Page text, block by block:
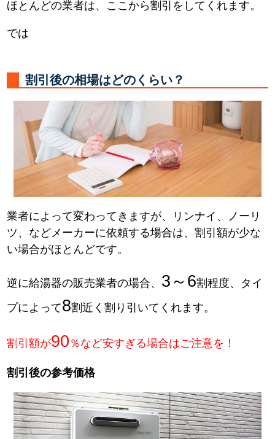
ほとんどの業者は、ここから割引をしてくれます。
では
割引後の相場はどのくらい？
業者によって変わってきますが、リンナイ、ノーリ
ツ、などメーカーに依頼する場合は、割引額が少な
い場合がほとんどです。
逆に給湯器の販売業者の場合、 3～6割程度、タイ
プによって8割近く割り引いてくれます。
割引額が90 ％など安すぎる場合はご注意を！
割引後の参考価格